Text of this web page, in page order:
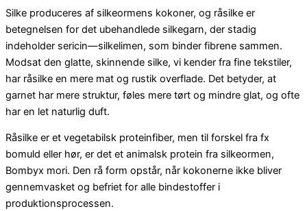
Silke produceres af silkeormens kokoner, og råsilke er
betegnelsen for det ubehandlede silkegarn, der stadig
indeholder sericin—silkelimen, som binder fibrene sammen.
Modsat den glatte, skinnende silke, vi kender fra fine tekstiler,
har råsilke en mere mat og rustik overflade. Det betyder, at
garnet har mere struktur, føles mere tørt og mindre glat, og ofte
har en let naturlig duft.
Råsilke er et vegetabilsk proteinfiber, men til forskel fra fx
bomuld eller hør, er det et animalsk protein fra silkeormen,
Bombyx mori. Den rå form opstår, når kokonerne ikke bliver
gennemvasket og befriet for alle bindestoffer i
produktionsprocessen.